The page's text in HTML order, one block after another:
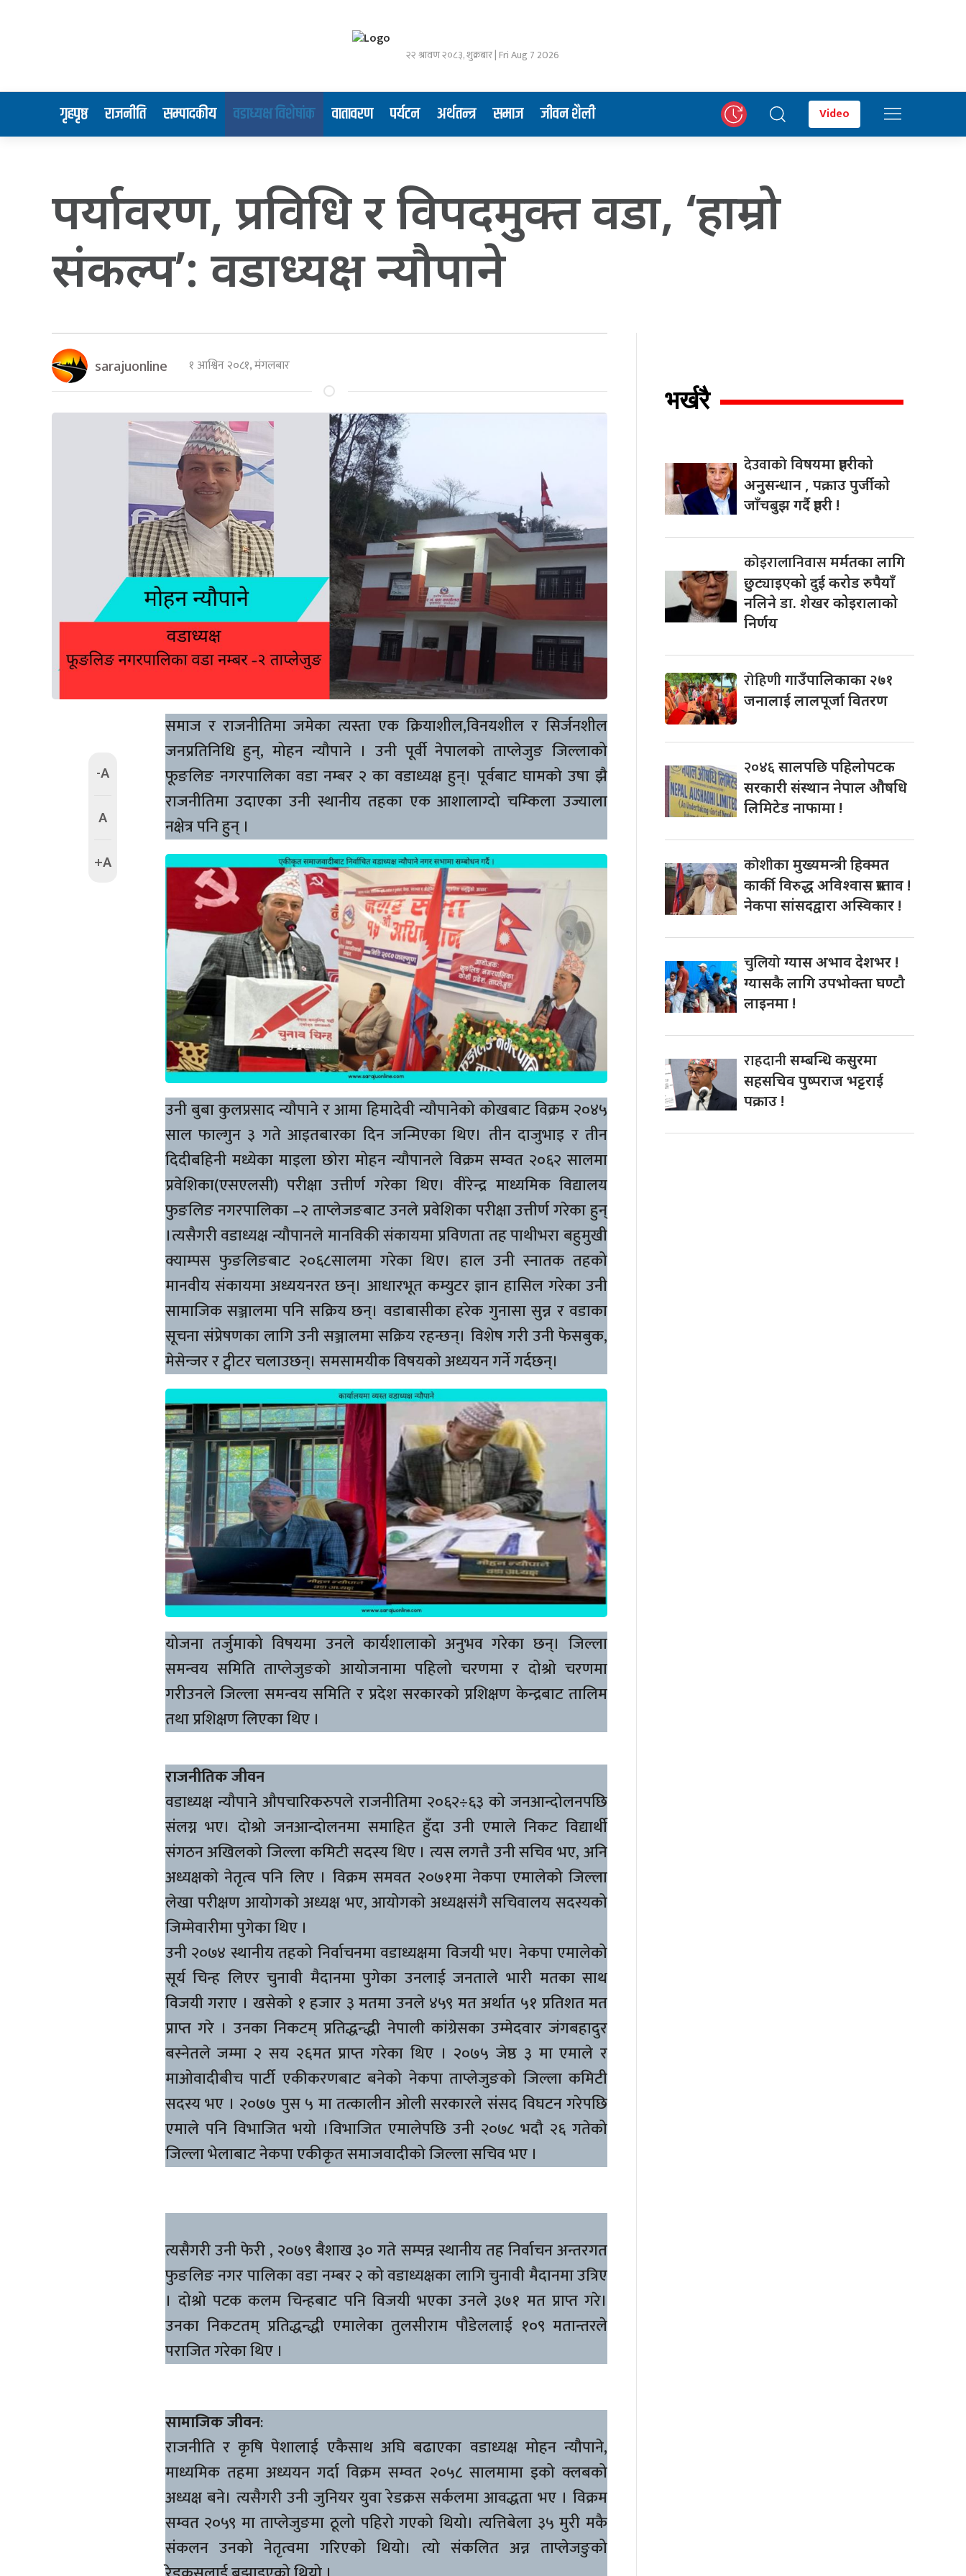
२२ श्रावण २०८३, शुक्रबार | Fri Aug 7 2026
गृहपृष्ठ राजनीति सम्पादकीय वडाध्यक्ष विशेषांक वातावरण पर्यटन अर्थतन्त्र समाज जीवन शैली Video
पर्यावरण, प्रविधि र विपदमुक्त वडा, ‘हाम्रो
संकल्प’: वडाध्यक्ष न्यौपाने
sarajuonline १ आश्विन २०८१, मंगलबार
-A
A
+A
समाज र राजनीतिमा जमेका त्यस्ता एक क्रियाशील,विनयशील र सिर्जनशील
जनप्रतिनिधि हुन्, मोहन न्यौपाने । उनी पूर्वी नेपालको ताप्लेजुङ जिल्लाको
फूङलिङ नगरपालिका वडा नम्बर २ का वडाध्यक्ष हुन्। पूर्वबाट घामको उषा झै
राजनीतिमा उदाएका उनी स्थानीय तहका एक आशालाग्दो चम्किला उज्याला
नक्षेत्र पनि हुन् ।
उनी बुबा कुलप्रसाद न्यौपाने र आमा हिमादेवी न्यौपानेको कोखबाट विक्रम २०४५
साल फाल्गुन ३ गते आइतबारका दिन जन्मिएका थिए। तीन दाजुभाइ र तीन
दिदीबहिनी मध्येका माइला छोरा मोहन न्यौपानले विक्रम सम्वत २०६२ सालमा
प्रवेशिका(एसएलसी) परीक्षा उत्तीर्ण गरेका थिए। वीरेन्द्र माध्यमिक विद्यालय
फुङलिङ नगरपालिका –२ ताप्लेजङबाट उनले प्रवेशिका परीक्षा उत्तीर्ण गरेका हुन्
।त्यसैगरी वडाध्यक्ष न्यौपानले मानविकी संकायमा प्रविणता तह पाथीभरा बहुमुखी
क्याम्पस फुङलिङबाट २०६८सालमा गरेका थिए। हाल उनी स्नातक तहको
मानवीय संकायमा अध्ययनरत छन्। आधारभूत कम्युटर ज्ञान हासिल गरेका उनी
सामाजिक सञ्जालमा पनि सक्रिय छन्। वडाबासीका हरेक गुनासा सुन्न र वडाका
सूचना संप्रेषणका लागि उनी सञ्जालमा सक्रिय रहन्छन्। विशेष गरी उनी फेसबुक,
मेसेन्जर र ट्वीटर चलाउछन्। समसामयीक विषयको अध्ययन गर्ने गर्दछन्।
योजना तर्जुमाको विषयमा उनले कार्यशालाको अनुभव गरेका छन्। जिल्ला
समन्वय समिति ताप्लेजुङको आयोजनामा पहिलो चरणमा र दोश्रो चरणमा
गरीउनले जिल्ला समन्वय समिति र प्रदेश सरकारको प्रशिक्षण केन्द्रबाट तालिम
तथा प्रशिक्षण लिएका थिए ।
राजनीतिक जीवन
वडाध्यक्ष न्यौपाने औपचारिकरुपले राजनीतिमा २०६२÷६३ को जनआन्दोलनपछि
संलग्न भए। दोश्रो जनआन्दोलनमा समाहित हुँदा उनी एमाले निकट विद्यार्थी
संगठन अखिलको जिल्ला कमिटी सदस्य थिए । त्यस लगत्तै उनी सचिव भए, अनि
अध्यक्षको नेतृत्व पनि लिए । विक्रम समवत २०७१मा नेकपा एमालेको जिल्ला
लेखा परीक्षण आयोगको अध्यक्ष भए, आयोगको अध्यक्षसंगै सचिवालय सदस्यको
जिम्मेवारीमा पुगेका थिए ।
उनी २०७४ स्थानीय तहको निर्वाचनमा वडाध्यक्षमा विजयी भए। नेकपा एमालेको
सूर्य चिन्ह लिएर चुनावी मैदानमा पुगेका उनलाई जनताले भारी मतका साथ
विजयी गराए । खसेको १ हजार ३ मतमा उनले ४५९ मत अर्थात ५१ प्रतिशत मत
प्राप्त गरे । उनका निकटम् प्रतिद्धन्द्धी नेपाली कांग्रेसका उम्मेदवार जंगबहादुर
बस्नेतले जम्मा २ सय २६मत प्राप्त गरेका थिए । २०७५ जेष्ठ ३ मा एमाले र
माओवादीबीच पार्टी एकीकरणबाट बनेको नेकपा ताप्लेजुङको जिल्ला कमिटी
सदस्य भए । २०७७ पुस ५ मा तत्कालीन ओली सरकारले संसद विघटन गरेपछि
एमाले पनि विभाजित भयो ।विभाजित एमालेपछि उनी २०७८ भदौ २६ गतेको
जिल्ला भेलाबाट नेकपा एकीकृत समाजवादीको जिल्ला सचिव भए ।
त्यसैगरी उनी फेरी , २०७९ बैशाख ३० गते सम्पन्न स्थानीय तह निर्वाचन अन्तरगत
फुङलिङ नगर पालिका वडा नम्बर २ को वडाध्यक्षका लागि चुनावी मैदानमा उत्रिए
। दोश्रो पटक कलम चिन्हबाट पनि विजयी भएका उनले ३७१ मत प्राप्त गरे।
उनका निकटतम् प्रतिद्धन्द्धी एमालेका तुलसीराम पौडेललाई १०९ मतान्तरले
पराजित गरेका थिए ।
सामाजिक जीवन:
राजनीति र कृषि पेशालाई एकैसाथ अघि बढाएका वडाध्यक्ष मोहन न्यौपाने,
माध्यमिक तहमा अध्ययन गर्दा विक्रम सम्वत २०५८ सालमामा इको क्लबको
अध्यक्ष बने। त्यसैगरी उनी जुनियर युवा रेडक्रस सर्कलमा आवद्धता भए । विक्रम
सम्वत २०५९ मा ताप्लेजुङमा ठूलो पहिरो गएको थियो। त्यत्तिबेला ३५ मुरी मकै
संकलन उनको नेतृत्वमा गरिएको थियो। त्यो संकलित अन्न ताप्लेजङुको
भर्खरै
देउवाकोविषयमा प्रहरीको
अनुसन्धान , पक्राउ पुर्जीको
जाँचबुझ गर्दै प्रहरी !
कोइरालानिवासमर्मतका लागि
छुट्याइएको दुई करोड रुपैयाँ
नलिने डा. शेखर कोइरालाको
निर्णय
रोहिणीगाउँपालिकाका २७१
जनालाई लालपूर्जा वितरण
२०४६सालपछि पहिलोपटक
सरकारी संस्थान नेपाल औषधि
लिमिटेड नाफामा !
कोशीकामुख्यमन्त्री हिक्मत
कार्की विरुद्ध अविश्वास प्रस्ताव !
नेकपा सांसदद्वारा अस्विकार !
चुलियोग्यास अभाव देशभर !
ग्यासकै लागि उपभोक्ता घण्टौ
लाइनमा !
राहदानीसम्बन्धि कसुरमा
सहसचिव पुष्पराज भट्टराई
पक्राउ !